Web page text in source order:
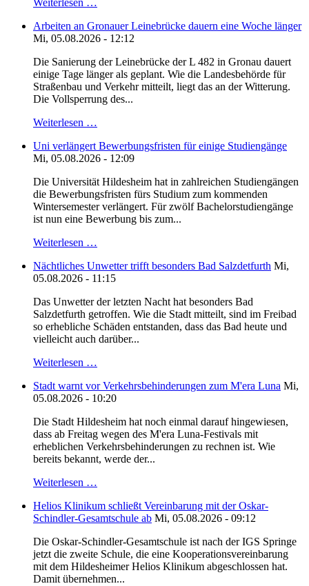
Weiterlesen …
Arbeiten an Gronauer Leinebrücke dauern eine Woche länger
Mi, 05.08.2026 - 12:12
Die Sanierung der Leinebrücke der L 482 in Gronau dauert
einige Tage länger als geplant. Wie die Landesbehörde für
Straßenbau und Verkehr mitteilt, liegt das an der Witterung.
Die Vollsperrung des...
Weiterlesen …
Uni verlängert Bewerbungsfristen für einige Studiengänge
Mi, 05.08.2026 - 12:09
Die Universität Hildesheim hat in zahlreichen Studiengängen
die Bewerbungsfristen fürs Studium zum kommenden
Wintersemester verlängert. Für zwölf Bachelorstudiengänge
ist nun eine Bewerbung bis zum...
Weiterlesen …
Nächtliches Unwetter trifft besonders Bad Salzdetfurth Mi,
05.08.2026 - 11:15
Das Unwetter der letzten Nacht hat besonders Bad
Salzdetfurth getroffen. Wie die Stadt mitteilt, sind im Freibad
so erhebliche Schäden entstanden, dass das Bad heute und
vielleicht auch darüber...
Weiterlesen …
Stadt warnt vor Verkehrsbehinderungen zum M'era Luna Mi,
05.08.2026 - 10:20
Die Stadt Hildesheim hat noch einmal darauf hingewiesen,
dass ab Freitag wegen des M'era Luna-Festivals mit
erheblichen Verkehrsbehinderungen zu rechnen ist. Wie
bereits bekannt, werde der...
Weiterlesen …
Helios Klinikum schließt Vereinbarung mit der Oskar-
Schindler-Gesamtschule ab Mi, 05.08.2026 - 09:12
Die Oskar-Schindler-Gesamtschule ist nach der IGS Springe
jetzt die zweite Schule, die eine Kooperationsvereinbarung
mit dem Hildesheimer Helios Klinikum abgeschlossen hat.
Damit übernehmen...